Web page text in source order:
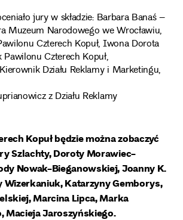
jury w składzie: Barbara Banaś –
Muzeum Narodowego we Wrocławiu,
Czterech Kopuł, Iwona Dorota
Czterech Kopuł,
Działu Reklamy i Marketingu,
z Działu Reklamy
Kopuł będzie można zobaczyć
Szlachty, Doroty Morawiec-
Nowak-Bieganowskiej, Joanny K.
Wizerkaniuk, Katarzyny Gemborys,
Marcina Lipca, Marka
Macieja Jaroszyńskiego.